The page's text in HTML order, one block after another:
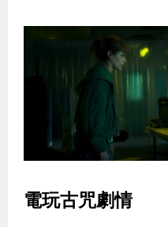
電玩古咒劇情